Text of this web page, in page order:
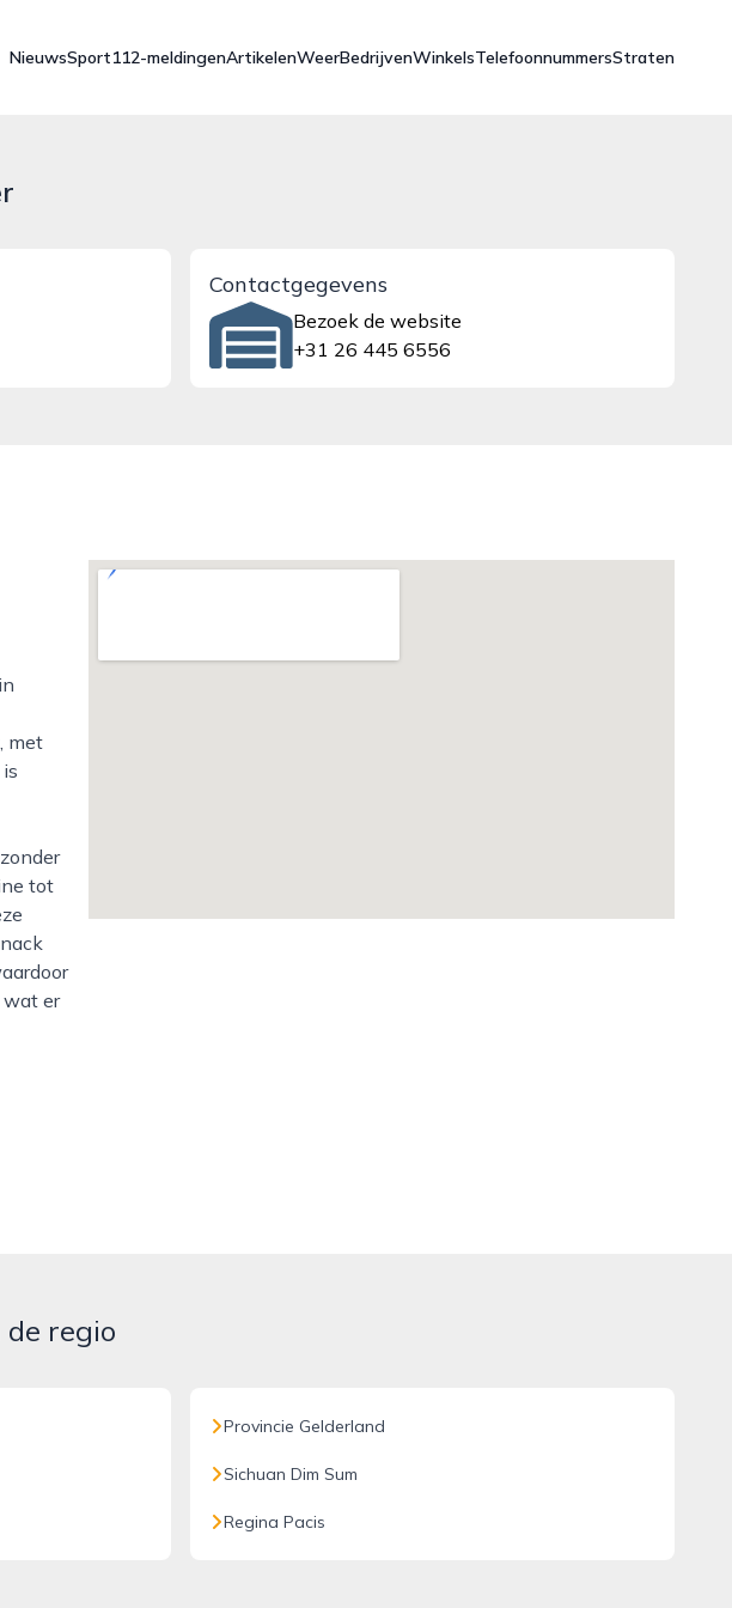
NieuwsSport112-meldingenArtikelenWeerBedrijvenWinkelsTelefoonnummersStraten
Contactgegevens
Bezoek de website
+31 26 445 6556
met
tot
wat er
regio
Provincie Gelderland
Sichuan Dim Sum
Regina Pacis